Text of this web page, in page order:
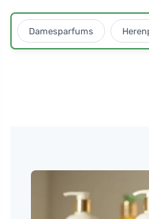
Damesparfums